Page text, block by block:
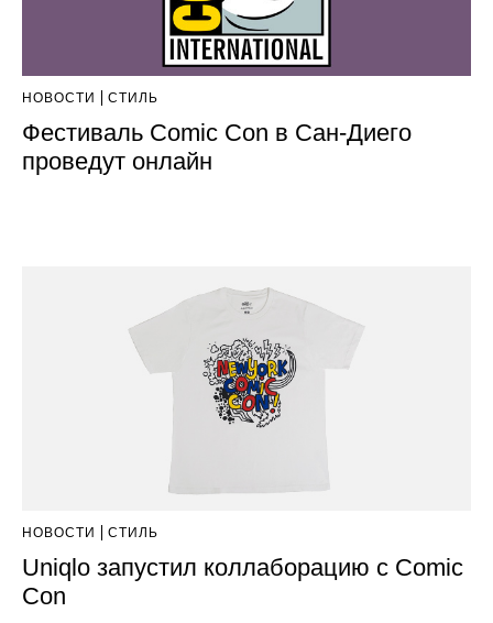
НОВОСТИ СТИЛЬ
Фестиваль Comic Con в Сан-Диего
проведут онлайн
НОВОСТИ СТИЛЬ
Uniqlo запустил коллаборацию с Comic
Con